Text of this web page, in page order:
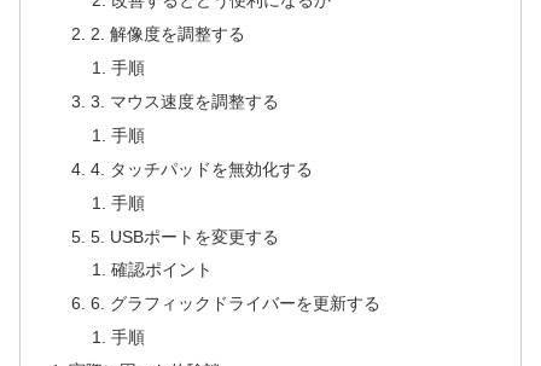
2. 解像度を調整する
手順
3. マウス速度を調整する
手順
4. タッチパッドを無効化する
手順
5. USBポートを変更する
確認ポイント
6. グラフィックドライバーを更新する
手順